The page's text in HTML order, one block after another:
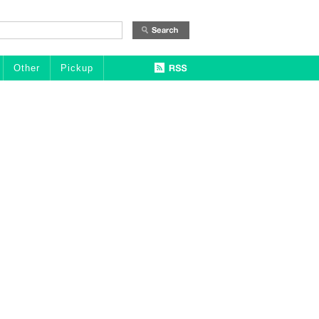
Other Pickup